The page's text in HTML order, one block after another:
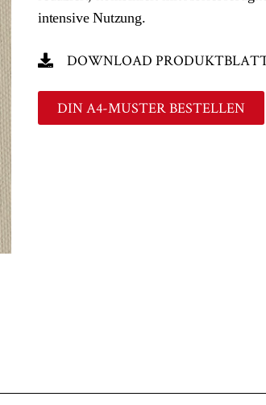
intensive Nutzung.
DOWNLOAD
DIN A4-MUSTER BESTELLEN